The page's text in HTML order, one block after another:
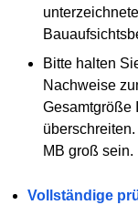
Bitte halten
Nachweise
Gesamtgröße
MB groß sein.
Vollständige